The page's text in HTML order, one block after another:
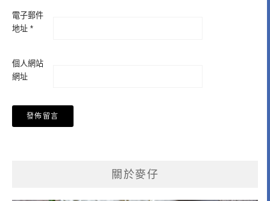
電子郵件
地址 *
個人網站
網址
關於麥仔